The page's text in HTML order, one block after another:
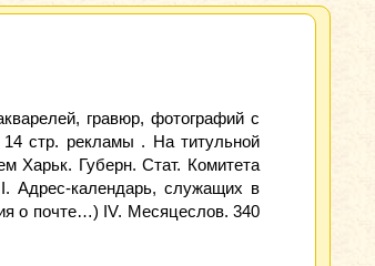
гравюр, фотографий с
стр. рекламы . На титульной
Харьк. Губерн. Стат. Комитета
Адрес-календарь, служащих в
о почте…) IV. Месяцеслов. 340